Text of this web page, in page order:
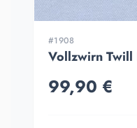
#1908
Vollzwirn
99,90 €